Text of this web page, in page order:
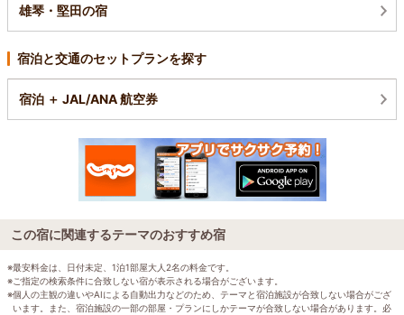
雄琴・堅田の宿
宿泊と交通のセットプランを探す
宿泊 ＋ JAL/ANA 航空券
この宿に関連するテーマのおすすめ宿
※最安料金は、日付未定、1泊1部屋大人2名の料金です。
※ご指定の検索条件に合致しない宿が表示される場合がございます。
※個人の主観の違いやAIによる自動出力などのため、テーマと宿泊施設が合致しない場合がござ
います。また、宿泊施設の一部の部屋・プランにしかテーマが合致しない場合があります。必